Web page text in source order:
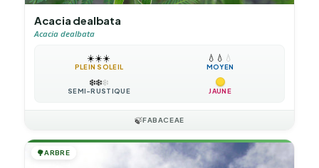
Acacia dealbata
Acacia dealbata
☀️☀️☀️
PLEIN SOLEIL
💧 💧 💧
MOYEN
❄️❄️❄️
SEMI-RUSTIQUE JAUNE
🍃FABACEAE
🌳ARBRE